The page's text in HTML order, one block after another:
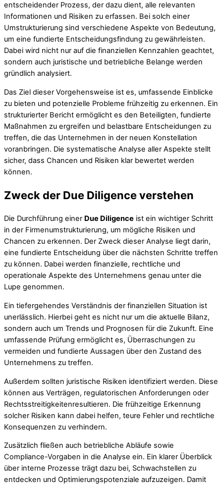
entscheidender Prozess, der dazu dient, alle relevanten
Informationen und Risiken zu erfassen. Bei solch einer
Umstrukturierung sind verschiedene Aspekte von Bedeutung,
um eine fundierte Entscheidungsfindung zu gewährleisten.
Dabei wird nicht nur auf die finanziellen Kennzahlen geachtet,
sondern auch juristische und betriebliche Belange werden
gründlich analysiert.
Das Ziel dieser Vorgehensweise ist es, umfassende Einblicke
zu bieten und potenzielle Probleme frühzeitig zu erkennen. Ein
strukturierter Bericht ermöglicht es den Beteiligten, fundierte
Maßnahmen zu ergreifen und belastbare Entscheidungen zu
treffen, die das Unternehmen in der neuen Konstellation
voranbringen. Die systematische Analyse aller Aspekte stellt
sicher, dass Chancen und Risiken klar bewertet werden
können.
Zweck der Due Diligence verstehen
Die Durchführung einer Due Diligence ist ein wichtiger Schritt
in der Firmenumstrukturierung, um mögliche Risiken und
Chancen zu erkennen. Der Zweck dieser Analyse liegt darin,
eine fundierte Entscheidung über die nächsten Schritte treffen
zu können. Dabei werden finanzielle, rechtliche und
operationale Aspekte des Unternehmens genau unter die
Lupe genommen.
Ein tiefergehendes Verständnis der finanziellen Situation ist
unerlässlich. Hierbei geht es nicht nur um die aktuelle Bilanz,
sondern auch um Trends und Prognosen für die Zukunft. Eine
umfassende Prüfung ermöglicht es, Überraschungen zu
vermeiden und fundierte Aussagen über den Zustand des
Unternehmens zu treffen.
Außerdem sollten juristische Risiken identifiziert werden. Diese
können aus Verträgen, regulatorischen Anforderungen oder
Rechtsstreitigkeitenresultieren. Die frühzeitige Erkennung
solcher Risiken kann dabei helfen, teure Fehler und rechtliche
Konsequenzen zu verhindern.
Zusätzlich fließen auch betriebliche Abläufe sowie
Compliance-Vorgaben in die Analyse ein. Ein klarer Überblick
über interne Prozesse trägt dazu bei, Schwachstellen zu
entdecken und Optimierungspotenziale aufzuzeigen. Damit